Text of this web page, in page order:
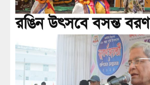
রঙিন উৎসবে বসন্ত বরণ